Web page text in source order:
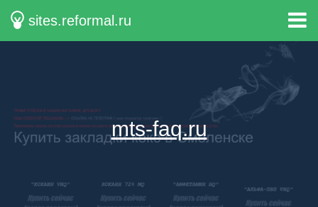
sites.reformal.ru
mts-faq.ru